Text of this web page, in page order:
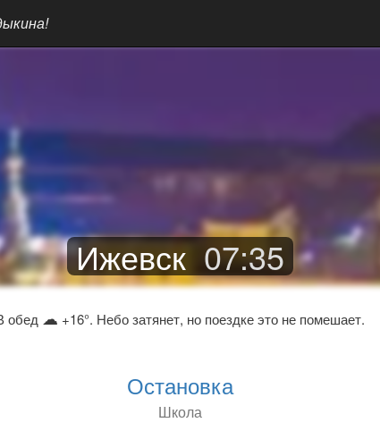
Ижевск 07:35
обед ☁ +16°. Небо затянет, но поездке это не помешает.
Остановка
Школа